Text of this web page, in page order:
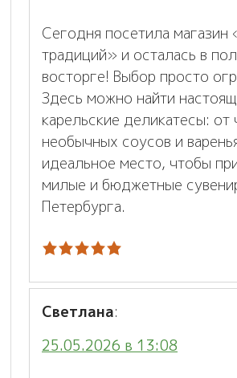
Сегодня посетила магазин
традиций» и осталась в
восторге! Выбор просто
Здесь можно найти
карельские деликатесы: от
необычных соусов и
идеальное место, чтобы
милые и бюджетные
Петербурга.
Светлана:
25.05.2026 в 13:08